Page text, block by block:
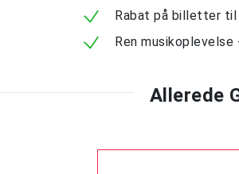
Rabat på billetter
Ren
Allerede